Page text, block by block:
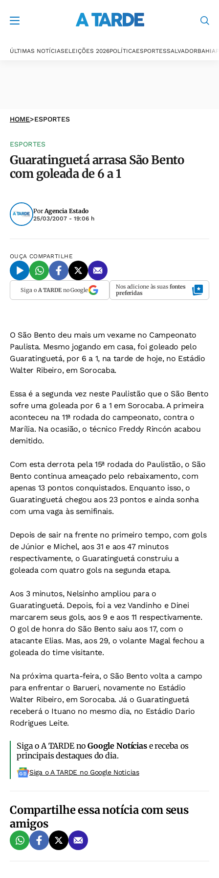
ÚLTIMAS NOTÍCIASELEIÇÕES 2026POLÍTICAESPORTESSALVADORBAHIA
HOME>ESPORTES
ESPORTES
Guaratinguetá arrasa São Bento
com goleada de 6 a 1
PorAgencia Estado
25/03/2007 - 19:06 h
OUÇA COMPARTILHE
Siga o A TARDEno Google Nos adicione às suas fontes
preferidas
O São Bento deu mais um vexame no Campeonato
Paulista. Mesmo jogando em casa, foi goleado pelo
Guaratinguetá, por 6 a 1, na tarde de hoje, no Estádio
Walter Ribeiro, em Sorocaba.
Essa é a segunda vez neste Paulistão que o São Bento
sofre uma goleada por 6 a 1 em Sorocaba. A primeira
aconteceu na 11ª rodada do campeonato, contra o
Marília. Na ocasião, o técnico Freddy Rincón acabou
demitido.
Com esta derrota pela 15ª rodada do Paulistão, o São
Bento continua ameaçado pelo rebaixamento, com
apenas 13 pontos conquistados. Enquanto isso, o
Guaratinguetá chegou aos 23 pontos e ainda sonha
com uma vaga às semifinais.
Depois de sair na frente no primeiro tempo, com gols
de Júnior e Michel, aos 31 e aos 47 minutos
respectivamente, o Guaratinguetá construiu a
goleada com quatro gols na segunda etapa.
Aos 3 minutos, Nelsinho ampliou para o
Guaratinguetá. Depois, foi a vez Vandinho e Dinei
marcarem seus gols, aos 9 e aos 11 respectivamente.
O gol de honra do São Bento saiu aos 17, com o
atacante Elias. Mas, aos 29, o volante Magal fechou a
goleada do time visitante.
Na próxima quarta-feira, o São Bento volta a campo
para enfrentar o Barueri, novamente no Estádio
Walter Ribeiro, em Sorocaba. Já o Guaratinguetá
receberá o Ituano no mesmo dia, no Estádio Dario
Rodrigues Leite.
Siga o A TARDE noGoogle Notíciase receba os
principais destaques do dia.
Siga o A TARDE no Google Noticias
Compartilhe essa notícia com seus
amigos